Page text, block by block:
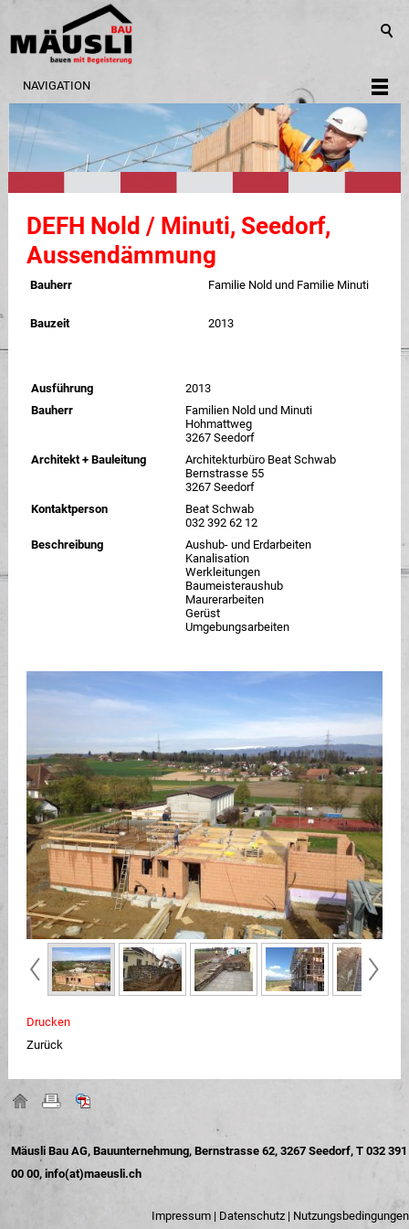
NAVIGATION
DEFH Nold / Minuti, Seedorf,
Aussendämmung
Bauherr Familie Nold und Familie Minuti
Bauzeit 2013
Ausführung
2013
Bauherr
Familien Nold und Minuti
Hohmattweg
3267 Seedorf
Architekt + Bauleitung
Architekturbüro Beat Schwab
Bernstrasse 55
3267 Seedorf
Kontaktperson
Beat Schwab
032 392 62 12
Beschreibung
Aushub- und Erdarbeiten
Kanalisation
Werkleitungen
Baumeisteraushub
Maurerarbeiten
Gerüst
Umgebungsarbeiten
Drucken
Zurück
Mäusli Bau AG, Bauunternehmung, Bernstrasse 62, 3267 Seedorf, T 032 391
00 00, info(at)maeusli.ch
Impressum | Datenschutz | Nutzungsbedingungen